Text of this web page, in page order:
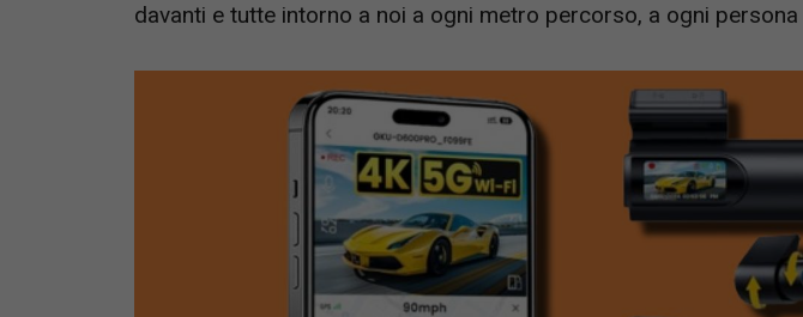
davanti e tutte intorno a noi a ogni metro percorso, a ogni